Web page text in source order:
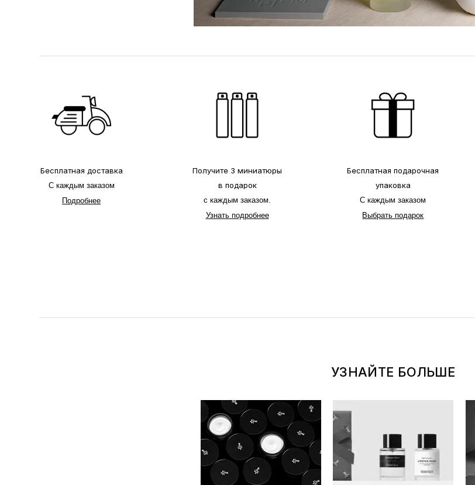
Бесплатная доставка
С каждым заказом
Подробнее
Получите 3 миниатюры
в подарок
с каждым заказом.
Узнать подробнее
Бесплатная подарочная
упаковка
C каждым заказом
Выбрать подарок
УЗНАЙТЕ БОЛЬШЕ